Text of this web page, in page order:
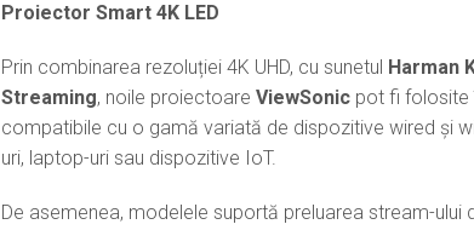
Proiector Smart 4K LED
Prin combinarea rezoluției 4K UHD, cu sunetul Harman
Streaming, noile proiectoareViewSonic pot fi folosite
compatibile cu o gamă variată de dispozitive wired și
uri, laptop-uri sau dispozitive IoT.
De asemenea, modelele suportă preluarea stream-ului